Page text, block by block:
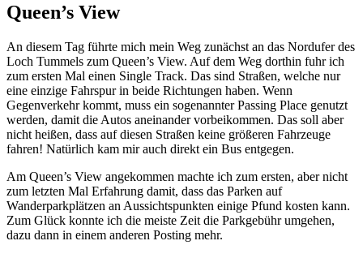
Queen’s View
An diesem Tag führte mich mein Weg zunächst an das Nordufer des
Loch Tummels zum Queen’s View. Auf dem Weg dorthin fuhr ich
zum ersten Mal einen Single Track. Das sind Straßen, welche nur
eine einzige Fahrspur in beide Richtungen haben. Wenn
Gegenverkehr kommt, muss ein sogenannter Passing Place genutzt
werden, damit die Autos aneinander vorbeikommen. Das soll aber
nicht heißen, dass auf diesen Straßen keine größeren Fahrzeuge
fahren! Natürlich kam mir auch direkt ein Bus entgegen.
Am Queen’s View angekommen machte ich zum ersten, aber nicht
zum letzten Mal Erfahrung damit, dass das Parken auf
Wanderparkplätzen an Aussichtspunkten einige Pfund kosten kann.
Zum Glück konnte ich die meiste Zeit die Parkgebühr umgehen,
dazu dann in einem anderen Posting mehr.